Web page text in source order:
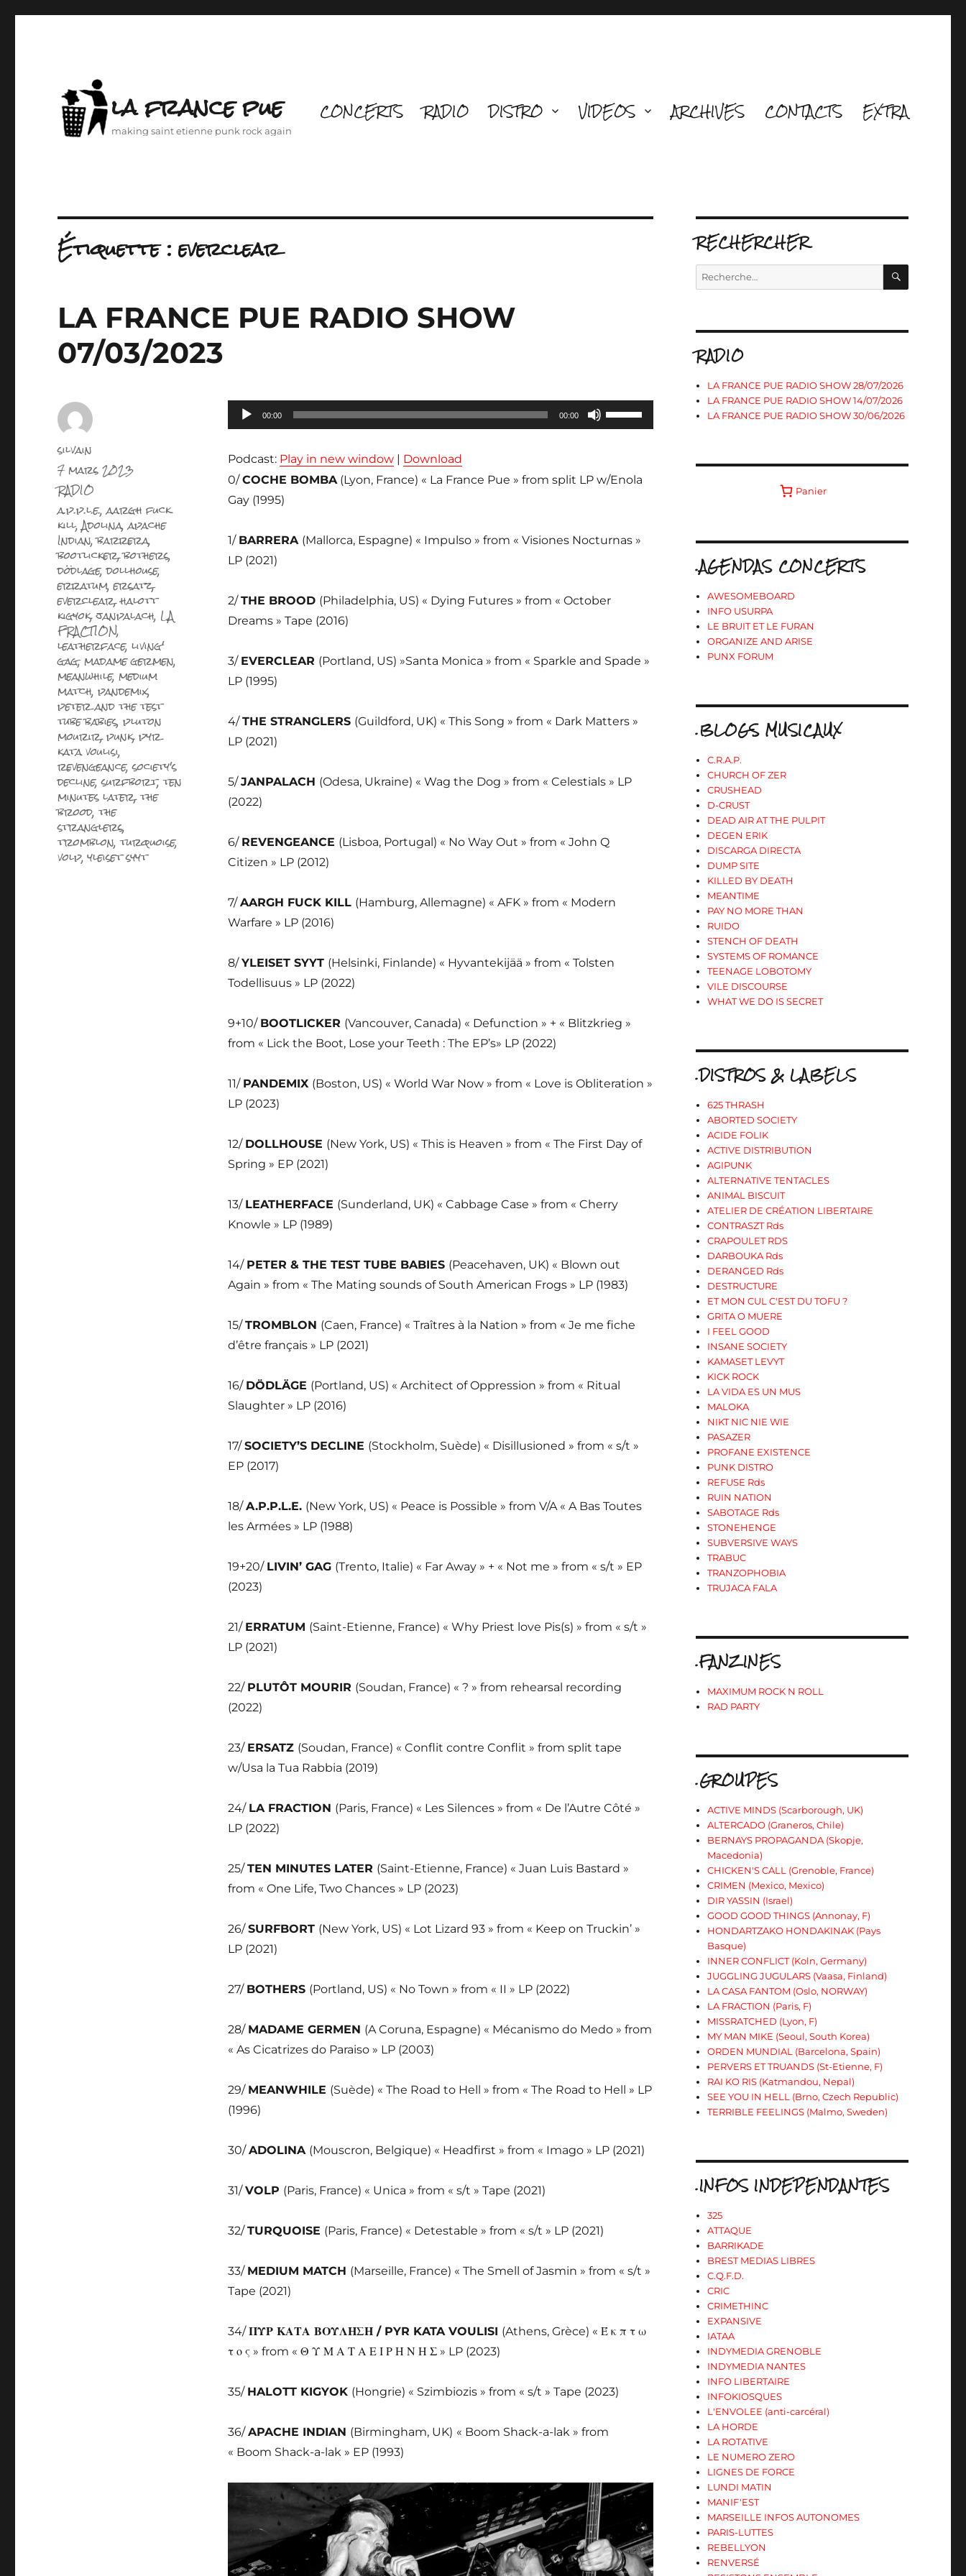
la france pue
making saint etienne punk rock again
CONCERTS RADIO DISTRO VIDEOS ARCHIVES CONTACTS EXTRA
Étiquette :everclear
LA FRANCE PUE RADIO SHOW
07/03/2023
Lecteur
audio
00:00 00:00
Utilisez
les
Podcast: Play in new window| Download
0/COCHE BOMBA(Lyon, France) « La France Pue » from split LP w/Enola
Gay (1995)
1/ BARRERA (Mallorca, Espagne) « Impulso » from « Visiones Nocturnas »
LP (2021)
2/THE BROOD (Philadelphia, US) « Dying Futures » from « October
Dreams » Tape (2016)
3/ EVERCLEAR (Portland, US) »Santa Monica » from « Sparkle and Spade »
LP (1995)
4/THE STRANGLERS (Guildford, UK) « This Song » from « Dark Matters »
LP (2021)
5/JANPALACH (Odesa, Ukraine) « Wag the Dog » from « Celestials » LP
(2022)
6/ REVENGEANCE (Lisboa, Portugal) « No Way Out » from « John Q
Citizen » LP (2012)
7/AARGH FUCK KILL (Hamburg, Allemagne) « AFK » from « Modern
Warfare » LP (2016)
8/YLEISET SYYT (Helsinki, Finlande) « Hyvantekijää » from « Tolsten
Todellisuus » LP (2022)
9+10/ BOOTLICKER (Vancouver, Canada) « Defunction » + « Blitzkrieg »
from « Lick the Boot, Lose your Teeth : The EP’s» LP (2022)
11/ PANDEMIX (Boston, US) « World War Now » from « Love is Obliteration »
LP (2023)
12/ DOLLHOUSE (New York, US) « This is Heaven » from « The First Day of
Spring » EP (2021)
13/ LEATHERFACE (Sunderland, UK) « Cabbage Case » from « Cherry
Knowle » LP (1989)
14/ PETER & THE TEST TUBE BABIES (Peacehaven, UK) « Blown out
Again » from « The Mating sounds of South American Frogs » LP (1983)
15/TROMBLON (Caen, France) « Traîtres à la Nation » from « Je me fiche
d’être français » LP (2021)
16/ DÖDLÄGE (Portland, US) « Architect of Oppression » from « Ritual
Slaughter » LP (2016)
17/SOCIETY’S DECLINE (Stockholm, Suède) « Disillusioned » from « s/t »
EP (2017)
18/A.P.P.L.E. (New York, US) « Peace is Possible » from V/A « A Bas Toutes
les Armées » LP (1988)
19+20/ LIVIN’ GAG (Trento, Italie) « Far Away » + « Not me » from « s/t » EP
(2023)
21/ ERRATUM (Saint-Etienne, France) « Why Priest love Pis(s) » from « s/t »
LP (2021)
22/ PLUTÔT MOURIR (Soudan, France) « ? » from rehearsal recording
(2022)
23/ ERSATZ (Soudan, France) « Conflit contre Conflit » from split tape
w/Usa la Tua Rabbia (2019)
24/ LA FRACTION (Paris, France) « Les Silences » from « De l’Autre Côté »
LP (2022)
25/TEN MINUTES LATER (Saint-Etienne, France) « Juan Luis Bastard »
from « One Life, Two Chances » LP (2023)
26/SURFBORT (New York, US) « Lot Lizard 93 » from « Keep on Truckin’ »
LP (2021)
27/ BOTHERS (Portland, US) « No Town » from « II » LP (2022)
28/ MADAME GERMEN (A Coruna, Espagne) « Mécanismo do Medo » from
« As Cicatrizes do Paraiso » LP (2003)
29/ MEANWHILE (Suède) « The Road to Hell » from « The Road to Hell » LP
(1996)
30/ADOLINA (Mouscron, Belgique) « Headfirst » from « Imago » LP (2021)
31/VOLP (Paris, France) « Unica » from « s/t » Tape (2021)
32/TURQUOISE (Paris, France) « Detestable » from « s/t » LP (2021)
33/ MEDIUM MATCH (Marseille, France) « The Smell of Jasmin » from « s/t »
Tape (2021)
34/ΠΥΡ ΚΑΤΑ ΒΟΥΛΗΣΗ / PYR KATA VOULISI (Athens, Grèce) « Έ κ π τ ω
τ ο ς » from « Θ Υ Μ Α Τ Α Ε Ι Ρ Η Ν Η Σ » LP (2023)
35/ HALOTT KIGYOK (Hongrie) « Szimbiozis » from « s/t » Tape (2023)
36/APACHE INDIAN (Birmingham, UK) « Boom Shack-a-lak » from
« Boom Shack-a-lak » EP (1993)
Auteur
silvain
Publié
le
7 mars 2023
Catégories
RADIO
Étiquettes
a.p.p.l.e.,aargh fuck
kill,Adolina,apache
Indian,barrera,
bootlicker,bothers,
dödlage,dollhouse,
erratum,ersatz,
everclear,halott
kigyok,janpalach, LA
FRACTION,
leatherface,living'
gag,madame germen,
meanwhile,medium
match,pandemix,
peter and the test
tube babies,pluton
mourir,punk,pyr
kata voulisi,
revengeance,society's
decline,surfbort,ten
minutes later,the
brood,the
stranglers,
tromblon,turquoise,
volp,yleiset syyt
RECHERCHER
Recherche
RADIO
LA FRANCE PUE RADIO SHOW 28/07/2026
LA FRANCE PUE RADIO SHOW 14/07/2026
LA FRANCE PUE RADIO SHOW 30/06/2026
Panier
.AGENDAS CONCERTS
AWESOMEBOARD
INFO USURPA
LE BRUIT ET LE FURAN
ORGANIZE AND ARISE
PUNX FORUM
.BLOGS MUSICAUX
C.R.A.P.
CHURCH OF ZER
CRUSHEAD
D-CRUST
DEAD AIR AT THE PULPIT
DEGEN ERIK
DISCARGA DIRECTA
DUMP SITE
KILLED BY DEATH
MEANTIME
PAY NO MORE THAN
RUIDO
STENCH OF DEATH
SYSTEMS OF ROMANCE
TEENAGE LOBOTOMY
VILE DISCOURSE
WHAT WE DO IS SECRET
.DISTROS & LABELS
625 THRASH
ABORTED SOCIETY
ACIDE FOLIK
ACTIVE DISTRIBUTION
AGIPUNK
ALTERNATIVE TENTACLES
ANIMAL BISCUIT
ATELIER DE CRÉATION LIBERTAIRE
CONTRASZT Rds
CRAPOULET RDS
DARBOUKA Rds
DERANGED Rds
DESTRUCTURE
ET MON CUL C'EST DU TOFU ?
GRITA O MUERE
I FEEL GOOD
INSANE SOCIETY
KAMASET LEVYT
KICK ROCK
LA VIDA ES UN MUS
MALOKA
NIKT NIC NIE WIE
PASAZER
PROFANE EXISTENCE
PUNK DISTRO
REFUSE Rds
RUIN NATION
SABOTAGE Rds
STONEHENGE
SUBVERSIVE WAYS
TRABUC
TRANZOPHOBIA
TRUJACA FALA
.FANZINES
MAXIMUM ROCK N ROLL
RAD PARTY
.GROUPES
ACTIVE MINDS (Scarborough, UK)
ALTERCADO (Graneros, Chile)
BERNAYS PROPAGANDA (Skopje,
Macedonia)
CHICKEN'S CALL (Grenoble, France)
CRIMEN (Mexico, Mexico)
DIR YASSIN (Israel)
GOOD GOOD THINGS (Annonay, F)
HONDARTZAKO HONDAKINAK (Pays
Basque)
INNER CONFLICT (Koln, Germany)
JUGGLING JUGULARS (Vaasa, Finland)
LA CASA FANTOM (Oslo, NORWAY)
LA FRACTION (Paris, F)
MISSRATCHED (Lyon, F)
MY MAN MIKE (Seoul, South Korea)
ORDEN MUNDIAL (Barcelona, Spain)
PERVERS ET TRUANDS (St-Etienne, F)
RAI KO RIS (Katmandou, Nepal)
SEE YOU IN HELL (Brno, Czech Republic)
TERRIBLE FEELINGS (Malmo, Sweden)
.INFOS INDEPENDANTES
325
ATTAQUE
BARRIKADE
BREST MEDIAS LIBRES
C.Q.F.D.
CRIC
CRIMETHINC
EXPANSIVE
IATAA
INDYMEDIA GRENOBLE
INDYMEDIA NANTES
INFO LIBERTAIRE
INFOKIOSQUES
L'ENVOLEE (anti-carcéral)
LA HORDE
LA ROTATIVE
LE NUMERO ZERO
LIGNES DE FORCE
LUNDI MATIN
MANIF'EST
MARSEILLE INFOS AUTONOMES
PARIS-LUTTES
REBELLYON
RENVERSÉ